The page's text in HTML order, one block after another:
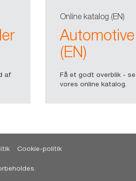
af
Online katalog (EN)
(EN)
Få et godt overblik -
vores online katalog.
Cookie-politik